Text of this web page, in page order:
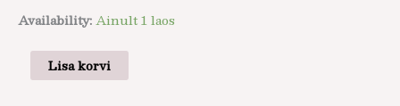
Availability:Ainult 1 laos
Lisa korvi